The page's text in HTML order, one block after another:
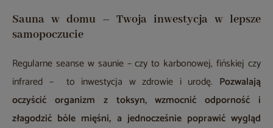
Sauna w domu – Twoja inwestycja w lepsze
samopoczucie
Regularne seanse w saunie – czy to karbonowej, fińskiej czy
infrared – to inwestycja w zdrowie i urodę. Pozwalają
oczyścić organizm z toksyn, wzmocnić odporność i
złagodzić bóle mięśni, a jednocześnie poprawić wygląd